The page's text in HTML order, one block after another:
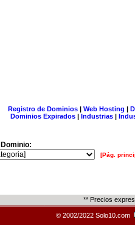
Registro de Dominios| Web Hosting |
Dominios Expirados | Industrias |
[Pág.
** Precios
© 2002/2022 Solo10.com